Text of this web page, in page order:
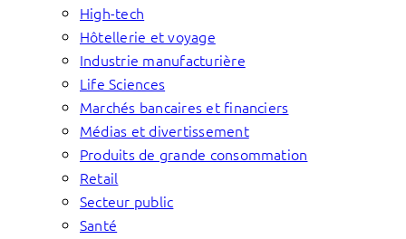
High-tech
Hôtellerie et voyage
Industrie manufacturière
Life Sciences
Marchés bancaires et financiers
Médias et divertissement
Produits de grande consommation
Retail
Secteur public
Santé